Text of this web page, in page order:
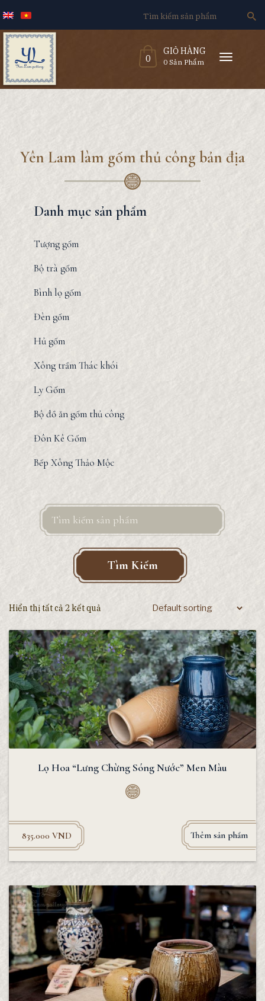
Search
for:
T
o
a
0
GIỎ HÀNG
0 Sản Phẩm
Yên Lam làm gốm thủ công bản địa
Danh mục sản phẩm
Tượng gốm
Bộ trà gốm
Bình lọ gốm
Đèn gốm
Hủ gốm
Xông trầm Thác khói
Ly Gốm
Bộ đồ ăn gốm thủ công
Đôn Kê Gốm
Bếp Xông Thảo Mộc
Tìm Kiếm
Hiển thị tất cả 2 kết quả
Lọ Hoa “Lưng Chừng Sóng Nước” Men Màu
835.000 VND Thêm sản phẩm